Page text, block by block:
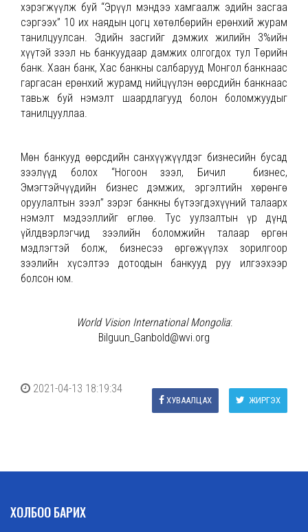
хэрэгжүүлж буй “Эрүүл мэндээ хамгаалж эдийн засгаа
сэргээх” 10 их наядын цогц хөтөлбөрийн ерөнхий журам
танилцуулсан. Эдийн засгийг дэмжих жилийн 3%ийн
хүүтэй зээл нь банкуудаар дамжих олгогдох тул Төрийн
банк. Хаан банк, Хас банкны салбарууд Монгол банкнаас
гаргасан ерөнхий журамд нийцүүлэн өөрсдийн банкнаас
тавьж буй нэмэлт шаардлагууд болон боломжуудыг
танилцууллаа.
Мөн банкууд өөрсдийн санхүүжүүлдэг бизнесийн бусад
зээлүүд болох “Ногоон зээл, Бичил бизнес,
Эмэгтэйчүүдийн бизнес дэмжих, эргэлтийн хөрөнгө
оруулалтын зээл” зэрэг банкны бүтээгдэхүүний талаарх
нэмэлт мэдээллийг өглөө. Тус уулзалтын үр дүнд
үйлдвэрлэгчид зээлийн боломжийн талаар өргөн
мэдлэгтэй болж, бизнесээ өргөжүүлэх зорилгоор
зээлийн хүсэлтээ дотоодын банкууд руу илгээхээр
болсон юм.
World Vision International Mongolia:
Bilguun_Ganbold@wvi.org
2021-04-13 18:19:34
ЖИРГЭХ
ХУВААЛЦАХ
ХОЛБОО БАРИХ